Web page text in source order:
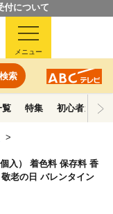
付について
検索
メニュー
覧 特集 初心者ガイド
入） 着色料 保存料 香
老の日 バレンタイン